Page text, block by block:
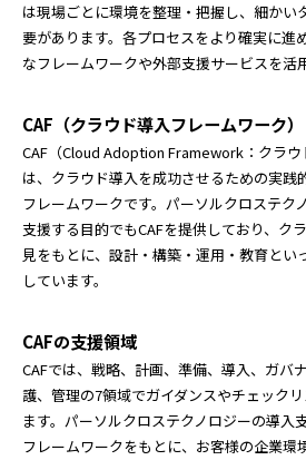
は現場ごとに環境を整理・把握し、細かい
要があります。各プロセスをより確実に進
なフレームワークや外部支援サービスを活
CAF（クラウド導入フレームワーク
CAF（Cloud Adoption Framework：クラ
は、クラウド導入を成功させるための実践
フレームワークです。パーソルクロステク
支援する目的でもCAFを提供しており、ク
見をもとに、設計・構築・運用・教育とい
しています。
CAFの支援領域
CAFでは、戦略、計画、準備、導入、ガバ
護、管理の7領域でガイダンスやチェック
ます。パーソルクロステクノロジーの導入
フレームワークをもとに、お客様の企業環